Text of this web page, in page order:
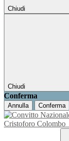
Chiudi
Chiudi
Conferma
Annulla Conferma
Cristoforo Colombo